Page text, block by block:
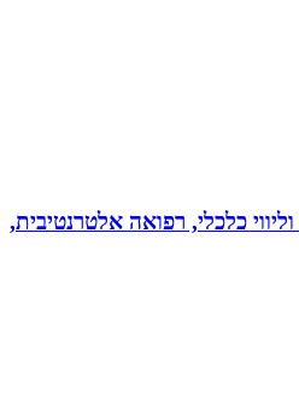
כלכלי, רפואה אלטרנטיבית,